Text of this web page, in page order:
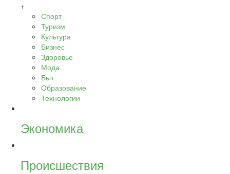
+
Спорт
Туризм
Культура
Бизнес
Здоровье
Мода
Быт
Образование
Технологии
Экономика
Происшествия